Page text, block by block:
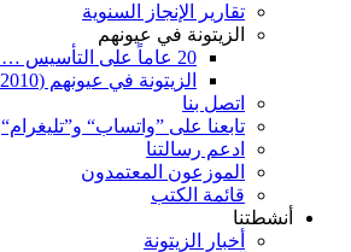
تقارير الإنجاز السنوية
الزيتونة في عيونهم
20 عاماً على التأسيس … الزيتونة في عيونهم (2024)
الزيتونة في عيونهم (2010)
اتصل بنا
تابعنا على ”واتساب“ و”تليغرام“
ادعم رسالتنا
الموزعون المعتمدون
قائمة الكتب
أنشطتنا
أخبار الزيتونة